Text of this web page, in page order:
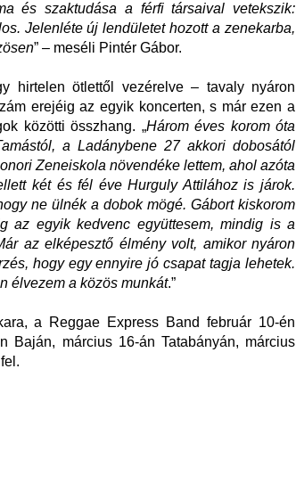
és szaktudása a férfi társaival vetekszik:
Jelenléte új lendületet hozott a zenekarba,
” – meséli Pintér Gábor.
hirtelen ötlettől vezérelve – tavaly nyáron
erejéig az egyik koncerten, s már ezen a
közötti összhang. „Három éves korom óta
a Ladánybene 27 akkori dobosától
Zeneiskola növendéke lettem, ahol azóta
két és fél éve Hurguly Attilához is járok.
ne ülnék a dobok mögé. Gábort kiskorom
az egyik kedvenc együttesem, mindig is a
az elképesztő élmény volt, amikor nyáron
hogy egy ennyire jó csapat tagja lehetek.
élvezem a közös munkát.”
a Reggae Express Band február 10-én
Baján, március 16-án Tatabányán, március